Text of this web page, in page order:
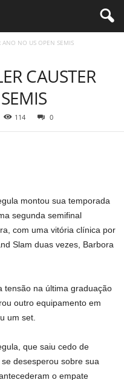
ANO NO US OPEN SEMIS
CAUSTER
114 0
montou sua temporada
segunda semifinal
com uma vitória clínica por
Slam duas vezes, Barbora
tensão na última graduação
outro equipamento em
um set.
que saiu cedo de
desesperou sobre sua
o empate